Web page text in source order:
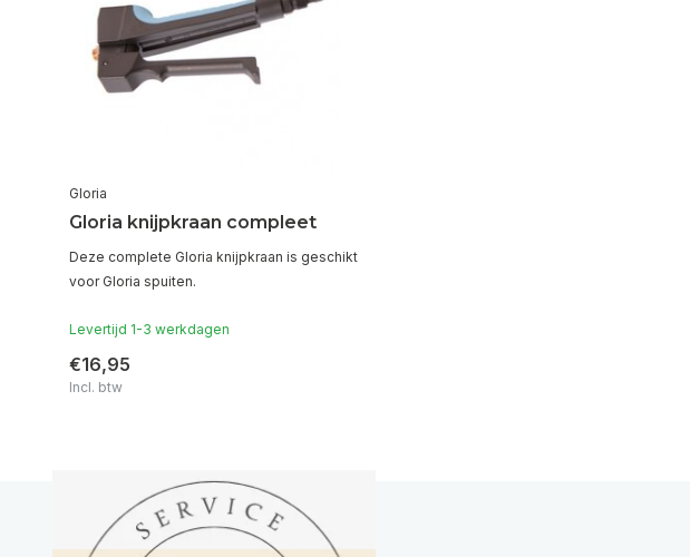
Gloria
Gloria knijpkraan compleet
Deze complete Gloria knijpkraan is geschikt
voor Gloria spuiten.
Levertijd 1-3 werkdagen
€16,95
Incl. btw